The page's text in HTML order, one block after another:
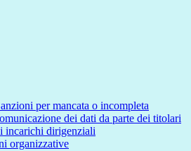
per mancata o incompleta
dei dati da parte dei titolari
incarichi dirigenziali
organizzative